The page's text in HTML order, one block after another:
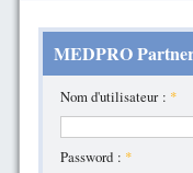
MEDPRO
Nom d'utilisateur : *
Password : *